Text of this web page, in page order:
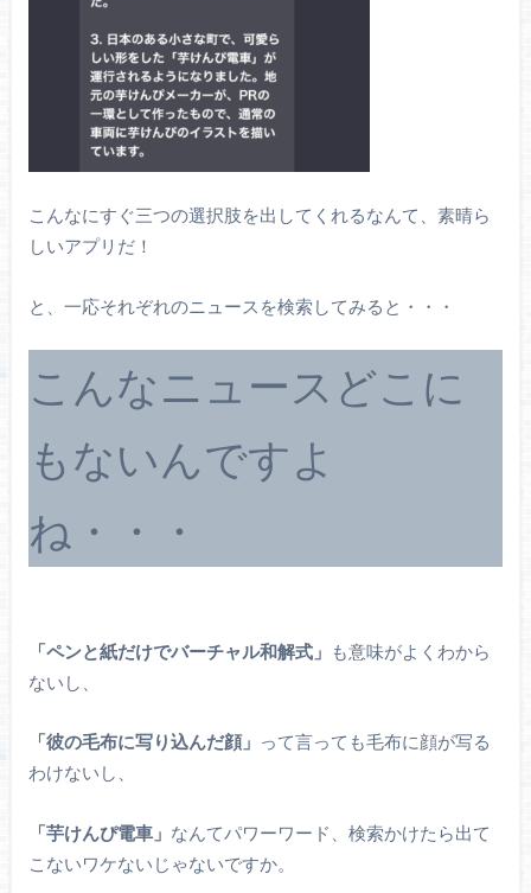
こんなにすぐ三つの選択肢を出してくれるなんて、素晴ら
しいアプリだ！
と、一応それぞれのニュースを検索してみると・・・
こんなニュースどこに
もないんですよ
ね・・・
「ペンと紙だけでバーチャル和解式」
も意味がよくわから
ないし、
「彼の毛布に写り込んだ顔」 って言っても毛布に顔が写る
わけないし、
「芋けんぴ電車」 なんてパワーワード、検索かけたら出て
こないワケないじゃないですか。